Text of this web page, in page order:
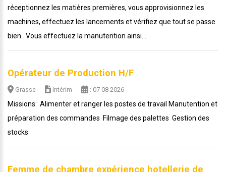
réceptionnez les matières premières, vous approvisionnez les
machines, effectuez les lancements et vérifiez que tout se passe
bien. Vous effectuez la manutention ainsi...
Opérateur de Production H/F
Grasse Intérim : 07-08-2026
Missions: Alimenter et ranger les postes de travail Manutention et
préparation des commandes Filmage des palettes Gestion des
stocks
Femme de chambre expérience hotellerie de